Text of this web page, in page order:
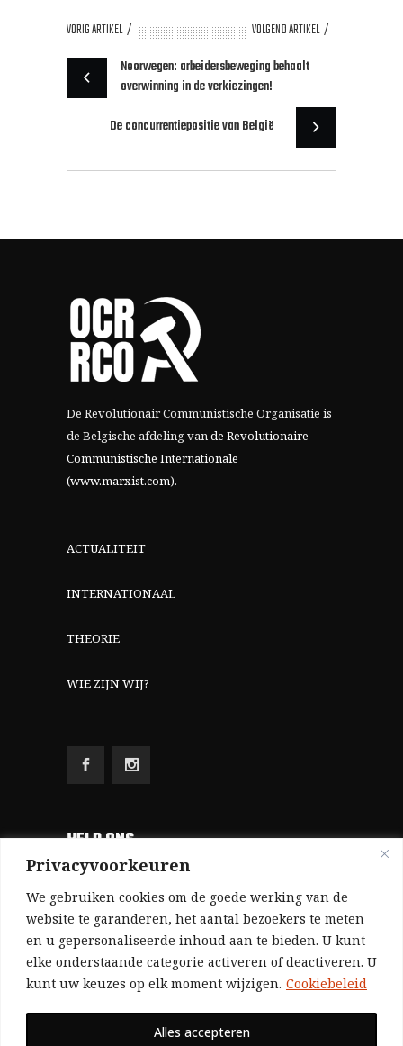
Privacyvoorkeuren
We gebruiken cookies om de goede werking van de
website te garanderen, het aantal bezoekers te meten
en u gepersonaliseerde inhoud aan te bieden. U kunt
elke onderstaande categorie activeren of deactiveren. U
kunt uw keuzes op elk moment wijzigen. Cookiebeleid
Alles accepteren
VORIG ARTIKEL
VOLGEND ARTIKEL
Noorwegen: arbeidersbeweging behaalt
overwinning in de verkiezingen!
De concurrentiepositie van België
De Revolutionair Communistische Organisatie is
de Belgische afdeling vande Revolutionaire
Communistische Internationale
(www.marxist.com).
ACTUALITEIT
INTERNATIONAAL
THEORIE
WIE ZIJN WIJ?
HELP ONS
Aangezien we volledig zelf gefinancierd zijn
(zonder subsidies, zonder commerciële
advertenties en zonder rijke sponsors), zijn we
voor de publicatie van ons tijdschrift uitsluitend
afhankelijk van de financiële steun van onze